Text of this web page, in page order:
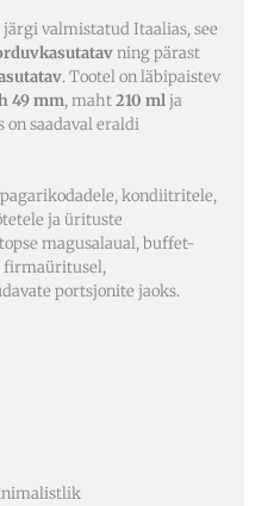
valmistatud Itaalias, see
ning pärast
. Tootel on läbipaistev
49 mm, maht210 mlja
on saadaval eraldi
kondiitritele,
ja ürituste
magusalaual, buffet-
firmaüritusel,
portsjonite jaoks.